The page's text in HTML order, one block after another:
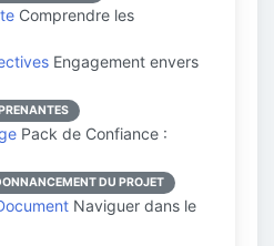
Comprendre les
Engagement envers
Pack de Confiance :
DU PROJET
Naviguer dans le